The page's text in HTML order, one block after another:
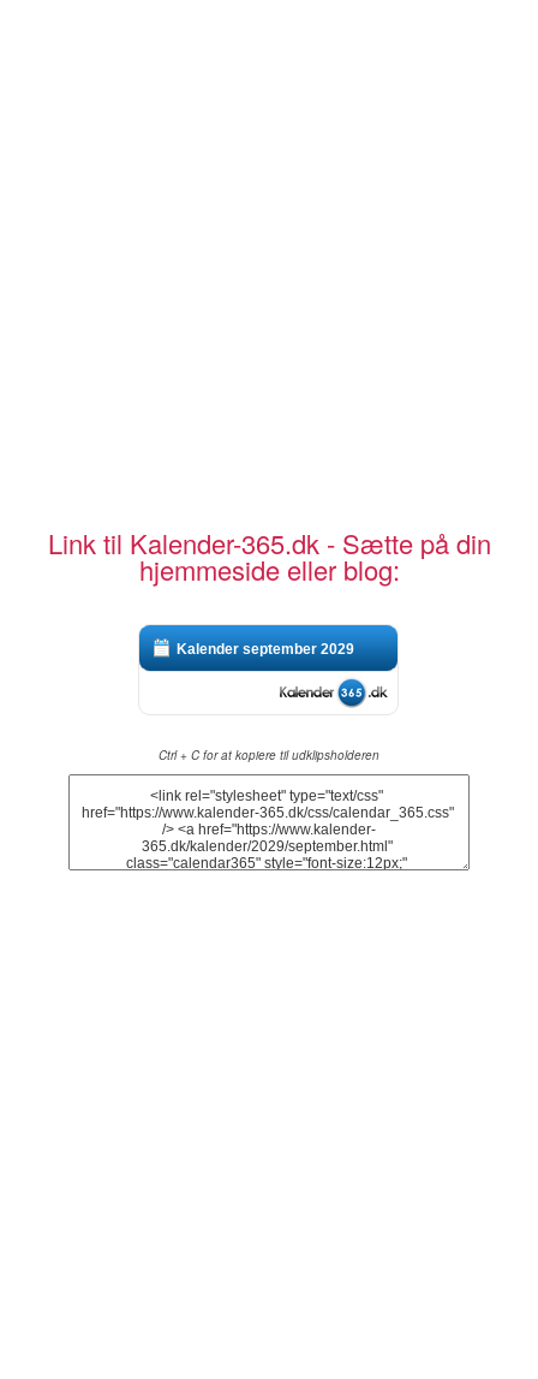
Link til Kalender-365.dk - Sætte på din
hjemmeside eller blog:
Kalender september 2029
Ctrl + C for at kopiere til udklipsholderen